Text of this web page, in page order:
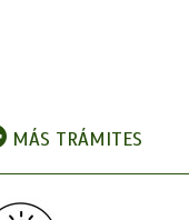
MÁS TRÁMITES